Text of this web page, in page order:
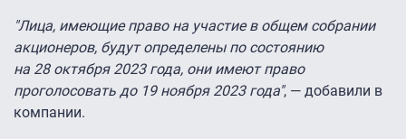
"Лица, имеющие право на участие в общем собрании
акционеров, будут определены по состоянию
на 28 октября 2023 года, они имеют право
проголосовать до 19 ноября 2023 года", — добавили в
компании.